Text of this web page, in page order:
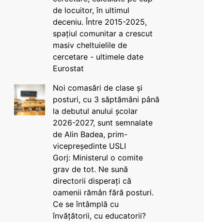
de locuitor, în ultimul
deceniu. Între 2015-2025,
spațiul comunitar a crescut
masiv cheltuielile de
cercetare - ultimele date
Eurostat
Noi comasări de clase și
posturi, cu 3 săptămâni până
la debutul anului școlar
2026-2027, sunt semnalate
de Alin Badea, prim-
vicepreședinte USLI
Gorj: Ministerul o comite
grav de tot. Ne sună
directorii disperați că
oamenii rămân fără posturi.
Ce se întâmplă cu
învățătorii, cu educatorii?